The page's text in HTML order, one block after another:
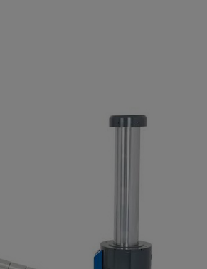
är konstruerad för
chassit helt i stål är byggt för
enkel positionering även på
underlättar reparation av
hjulbyte på plats. Hög
och ojämn terräng. Kan levereras